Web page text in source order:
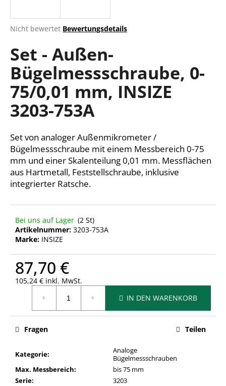
Die
Produktbewertung
ist
0,0
von
5
Sternen.
Nicht bewertet Bewertungsdetails
Set - Außen-
Bügelmessschraube, 0-
75/0,01 mm, INSIZE
3203-753A
Set von analoger Außenmikrometer /
Bügelmessschraube mit einem Messbereich 0-75
mm und einer Skalenteilung 0,01 mm. Messflächen
aus Hartmetall, Feststellschraube, inklusive
integrierter Ratsche.
Bei uns auf Lager (2 St)
Artikelnummer: 3203-753A
Marke: INSIZE
87,70 €
105,24 € inkl. MwSt.
IN DEN WARENKORB
Kategorie:
Analoge
Bügelmessschrauben
Max. Messbereich:
bis 75 mm
Serie:
3203
Fragen Teilen
W
i
r
e
p
f
e
h
l
n